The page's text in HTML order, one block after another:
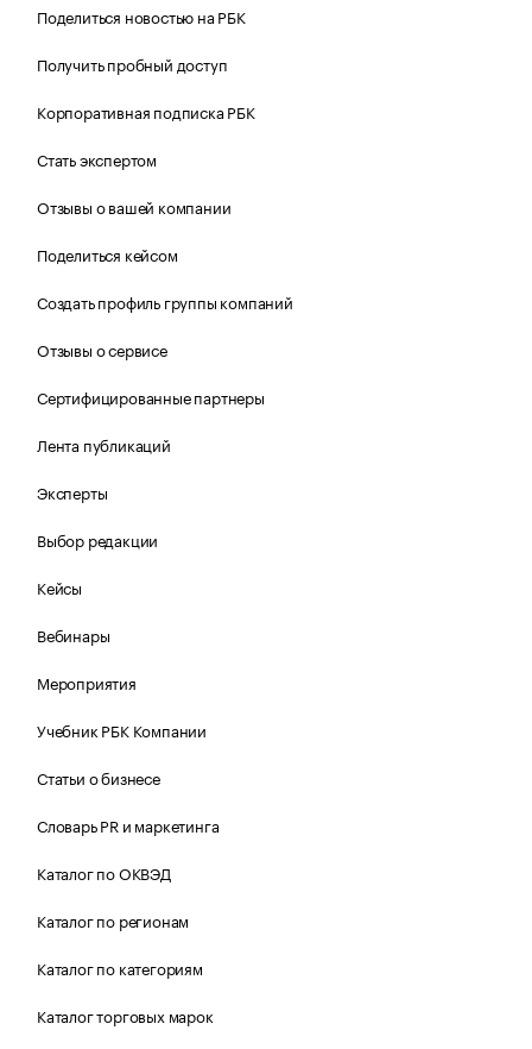
Поделиться новостью на РБК
Получить пробный доступ
Корпоративная подписка РБК
Стать экспертом
Отзывы о вашей компании
Поделиться кейсом
Создать профиль группы компаний
Отзывы о сервисе
Сертифицированные партнеры
Лента публикаций
Эксперты
Выбор редакции
Кейсы
Вебинары
Мероприятия
Учебник РБК Компании
Статьи о бизнесе
Словарь PR и маркетинга
Каталог по ОКВЭД
Каталог по регионам
Каталог по категориям
Каталог торговых марок